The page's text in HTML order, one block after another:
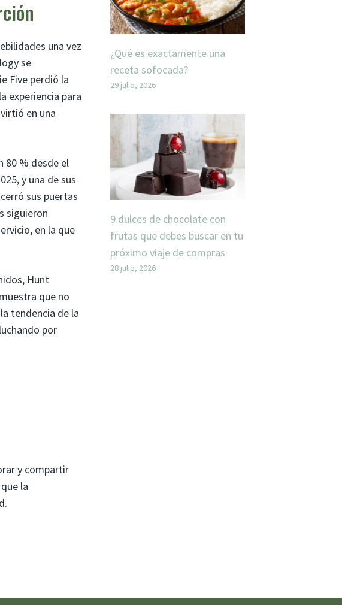
una vez
se
Five perdió la
experiencia para
en una
80 % desde el
y una de sus
sus puertas
siguieron
en la que
Hunt
que no
tendencia de la
por
y compartir
la
¿Qué es exactamente una
receta sofocada?
29 julio, 2026
9 dulces de chocolate con
frutas que debes buscar en tu
próximo viaje de compras
28 julio, 2026